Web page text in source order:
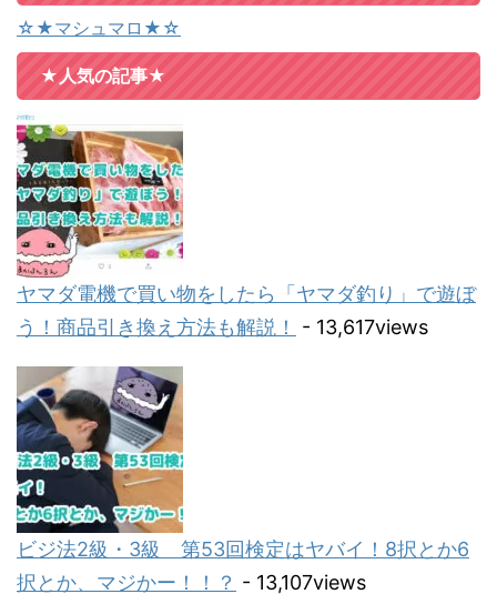
☆★マシュマロ★☆
★人気の記事★
ヤマダ電機で買い物をしたら「ヤマダ釣り」で遊ぼ
う！商品引き換え方法も解説！
- 13,617views
ビジ法2級・3級 第53回検定はヤバイ！8択とか6
択とか、マジかー！！？ - 13,107views